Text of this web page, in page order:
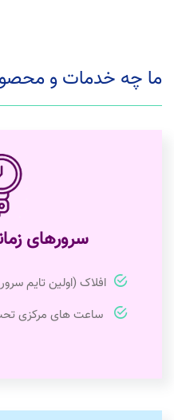
ما چه خدمات و
سرورهای
افلاک (اولین تایم سرور
ساعت های مرکزی